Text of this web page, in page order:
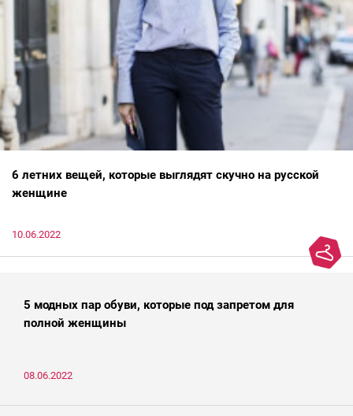
6 летних вещей, которые выглядят скучно на русской
женщине
10.06.2022
5 модных пар обуви, которые под запретом для
полной женщины
08.06.2022